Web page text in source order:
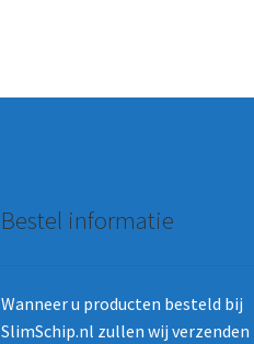
Bestel informatie
Wanneer u producten besteld bij
SlimSchip.nl zullen wij verzenden